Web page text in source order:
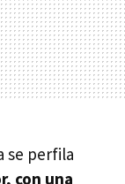
se perfila
con una